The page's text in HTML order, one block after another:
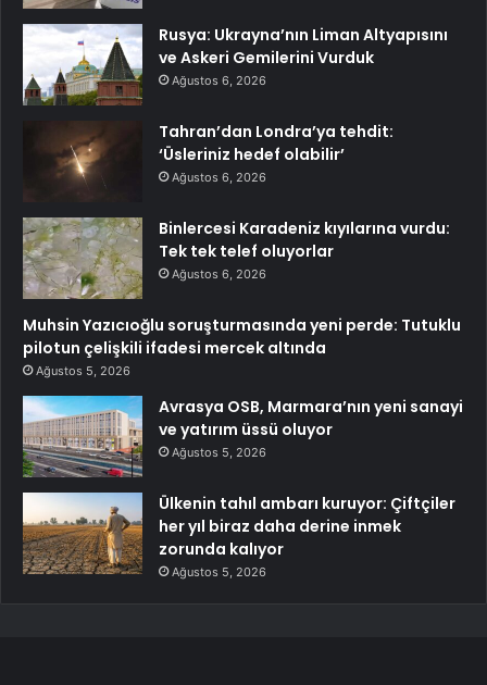
Rusya: Ukrayna’nın Liman Altyapısını
ve Askeri Gemilerini Vurduk
Ağustos 6, 2026
Tahran’dan Londra’ya tehdit:
‘Üsleriniz hedef olabilir’
Ağustos 6, 2026
Binlercesi Karadeniz kıyılarına vurdu:
Tek tek telef oluyorlar
Ağustos 6, 2026
Muhsin Yazıcıoğlu soruşturmasında yeni perde: Tutuklu
pilotun çelişkili ifadesi mercek altında
Ağustos 5, 2026
Avrasya OSB, Marmara’nın yeni sanayi
ve yatırım üssü oluyor
Ağustos 5, 2026
Ülkenin tahıl ambarı kuruyor: Çiftçiler
her yıl biraz daha derine inmek
zorunda kalıyor
Ağustos 5, 2026